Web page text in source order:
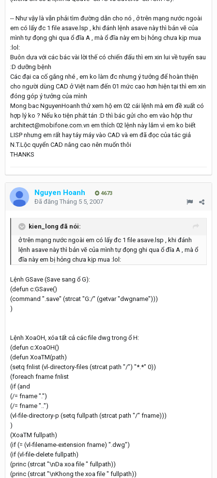
-- Như vậy là vẫn phải tìm đường dẫn cho nó , ở trên mạng nước ngoài
em có lấy đc 1 file asave.lsp , khi đánh lệnh asave này thì bản vẽ của
mình tự đọng ghi qua ổ đĩa A , mà ổ đĩa này em bị hỏng chưa kịp mua
:lol:
Buôn dưa với các bác vài lời thế có chiến đấu thì em xin lui về tuyến sau
:D dưỡng bệnh
Các đại ca cố gắng nhé , em ko làm đc nhưng ý tưởng để hoàn thiện
cho người dùng CAD ở Việt nam đến 01 mức cao hơn hiện tại thì em xin
đóng góp ý tưởng của mình
Mong bac NguyenHoanh thử xem hộ em 02 cái lệnh mà em đề xuất có
hợp lý ko ? Nếu ko tiện phát tán :D thì bác gửi cho em vào hộp thư
architect@mobifone.com.vn em thích 02 lệnh này lắm vì em ko biết
LISP nhưng em rất hay táy máy vào CAD và em đã đọc của tác giả
N.T.Lộc quyển CAD nâng cao nên muốn thôi
THANKS
Nguyen Hoanh 4673
Đã đăng Tháng 5 5, 2007
kien_long đã nói:
ở trên mạng nước ngoài em có lấy đc 1 file asave.lsp , khi đánh
lệnh asave này thì bản vẽ của mình tự đọng ghi qua ổ đĩa A , mà ổ
đĩa này em bị hỏng chưa kịp mua :lol:
Lệnh GSave (Save sang ổ G):
(defun c:GSave()
(command ".save" (strcat "G:/" (getvar "dwgname")))
)
Lệnh XoaOH, xóa tất cả các file dwg trong ổ H:
(defun c:XoaOH()
(defun XoaTM(path)
(setq fnlist (vl-directory-files (strcat path "/") "*.*" 0))
(foreach fname fnlist
(if (and
(/= fname ".")
(/= fname "..")
(vl-file-directory-p (setq fullpath (strcat path "/" fname)))
)
(XoaTM fullpath)
(if (= (vl-filename-extension fname) ".dwg")
(if (vl-file-delete fullpath)
(princ (strcat "\nDa xoa file " fullpath))
(princ (strcat "\nKhong the xoa file " fullpath))